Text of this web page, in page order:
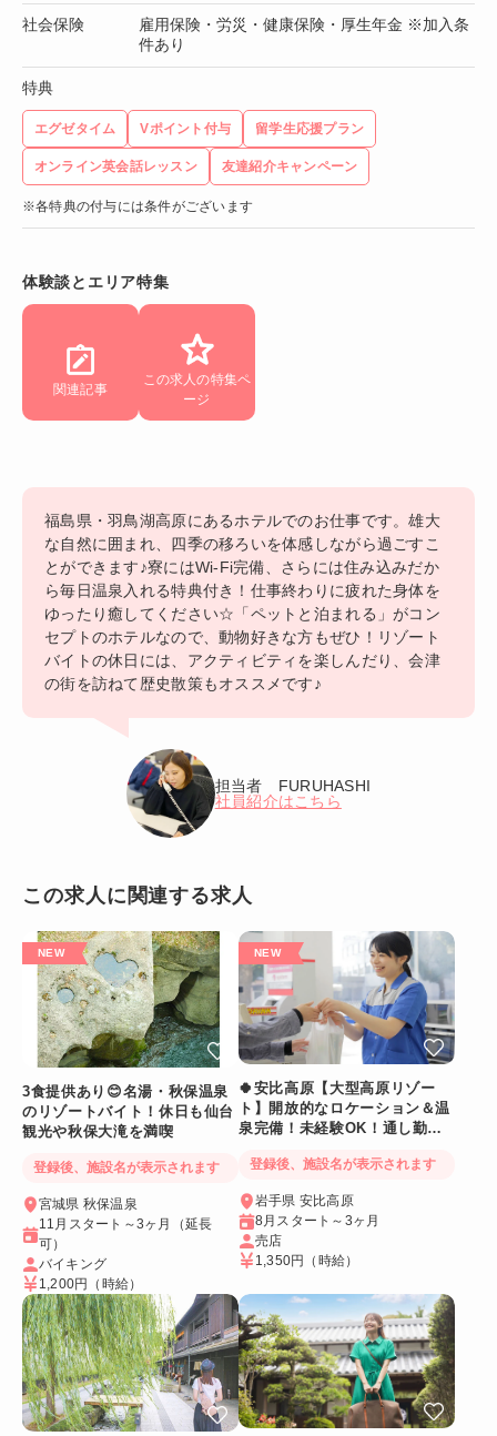
社会保険
雇用保険・労災・健康保険・厚生年金 ※加入条
件あり
特典
エグゼタイム Vポイント付与 留学生応援プラン
オンライン英会話レッスン 友達紹介キャンペーン
※各特典の付与には条件がございます
体験談とエリア特集
関連記事
この求人の特集ペ
ージ
福島県・羽鳥湖高原にあるホテルでのお仕事です。雄大
な自然に囲まれ、四季の移ろいを体感しながら過ごすこ
とができます♪寮にはWi-Fi完備、さらには住み込みだか
ら毎日温泉入れる特典付き！仕事終わりに疲れた身体を
ゆったり癒してください☆「ペットと泊まれる」がコン
セプトのホテルなので、動物好きな方もぜひ！リゾート
バイトの休日には、アクティビティを楽しんだり、会津
の街を訪ねて歴史散策もオススメです♪
担当者 FURUHASHI
社員紹介はこちら
この求人に関連する求人
3食提供あり😊名湯・秋保温泉
のリゾートバイト！休日も仙台
観光や秋保大滝を満喫
登録後、施設名が表示されます
宮城県 秋保温泉
11月スタート～3ヶ月（延長
可）
バイキング
1,200円
（時給）
🍀安比高原【大型高原リゾー
ト】開放的なロケーション＆温
泉完備！未経験OK！通し勤務
登録後、施設名が表示されます
岩手県 安比高原
8月スタート～3ヶ月
売店
1,350円
（時給）